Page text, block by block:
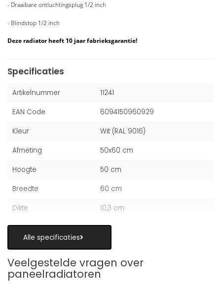
- Draaibare ontluchtingsplug 1/2 inch
- Blindstop 1/2 inch
Deze radiator heeft 10 jaar fabrieksgarantie!
Specificaties
Artikelnummer 11241
EAN Code 6094150960929
Kleur Wit (RAL 9016)
Afmeting 50x60 cm
Hoogte 50 cm
Breedte 60 cm
Dikte 10,3 cm
Alle specificaties
Veelgestelde vragen over
paneelradiatoren